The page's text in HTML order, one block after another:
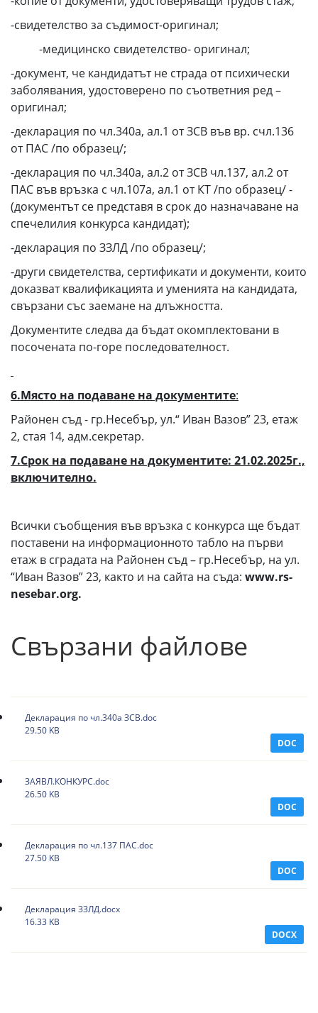
-свидетелство за съдимост-оригинал;
-медицинско свидетелство- оригинал;
-документ, че кандидатът не страда от психически
заболявания, удостоверено по съответния ред –
оригинал;
-декларация по чл.340а, ал.1 от ЗСВ във вр. счл.136
от ПАС /по образец/;
-декларация по чл.340а, ал.2 от ЗСВ чл.137, ал.2 от
ПАС във връзка с чл.107а, ал.1 от КТ /по образец/ -
(документът се представя в срок до назначаване на
спечелилия конкурса кандидат);
-декларация по ЗЗЛД /по образец/;
-други свидетелства, сертификати и документи, които
доказват квалификацията и уменията на кандидата,
свързани със заемане на длъжността.
Документите следва да бъдат окомплектовани в
посочената по-горе последователност.
6.Място на подаване на документите:
Районен съд - гр.Несебър, ул.“ Иван Вазов” 23, етаж
2, стая 14, адм.секретар.
7.Срок на подаване на документите: 21.02.2025г.,
включително.
Всички съобщения във връзка с конкурса ще бъдат
поставени на информационното табло на първи
етаж в сградата на Районен съд – гр.Несебър, на ул.
“Иван Вазов” 23, както и на сайта на съда: www.rs-
nesebar.org.
Свързани файлове
Декларация по чл.340а ЗСВ.doc
29.50 KB
DOC
ЗАЯВЛ.КОНКУРС.doc
26.50 KB
DOC
Декларация по чл.137 ПАС.doc
27.50 KB
DOC
Декларация ЗЗЛД.docx
16.33 KB
DOCX